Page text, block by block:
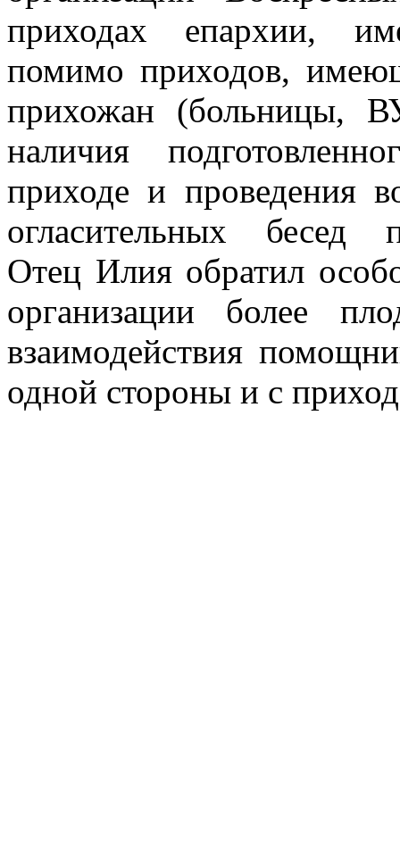
приходах епархии,
помимо приходов,
прихожан (больницы,
наличия
приходе и проведения
огласительных бесед
Отец Илия обратил
организации более
взаимодействия
одной стороны и с